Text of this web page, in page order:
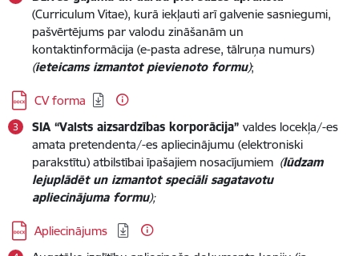
(Curriculum Vitae), kurā iekļauti arī galvenie sasniegumi,
pašvērtējums par valodu zināšanām un
kontaktinformācija (e-pasta adrese, tālruņa numurs)
(ieteicams izmantot pievienoto formu);
Lejupielādēt:
CV forma
SIA “Valsts aizsardzības korporācija” valdes locekļa/-es
amata pretendenta/-es apliecinājumu (elektroniski
parakstītu) atbilstībai īpašajiem nosacījumiem (lūdzam
lejuplādēt un izmantot speciāli sagatavotu
apliecinājuma formu);
Lejupielādēt:
Apliecinājums